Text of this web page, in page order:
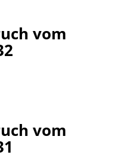
vom
vom